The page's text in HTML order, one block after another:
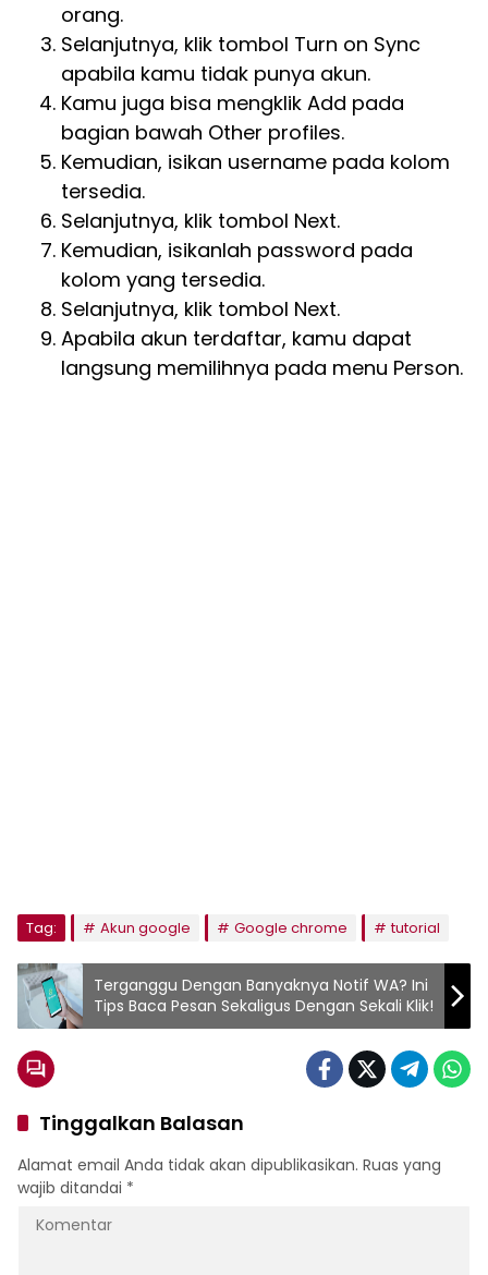
orang.
Selanjutnya, klik tombol Turn on Sync
apabila kamu tidak punya akun.
Kamu juga bisa mengklik Add pada
bagian bawah Other profiles.
Kemudian, isikan username pada kolom
tersedia.
Selanjutnya, klik tombol Next.
Kemudian, isikanlah password pada
kolom yang tersedia.
Selanjutnya, klik tombol Next.
Apabila akun terdaftar, kamu dapat
langsung memilihnya pada menu Person.
Tag: Akun google Google chrome tutorial
Terganggu Dengan Banyaknya Notif WA? Ini
Tips Baca Pesan Sekaligus Dengan Sekali Klik!
Tinggalkan Balasan
Alamat email Anda tidak akan dipublikasikan. Ruas yang
wajib ditandai *